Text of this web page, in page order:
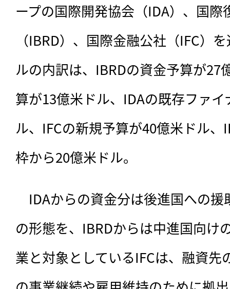
ープの国際開発協会（IDA）、国際
（IBRD）、国際金融公社（IFC）
ルの内訳は、IBRDの資金予算が27
算が13億米ドル、IDAの既存ファ
ル、IFCの新規予算が40億米ドル、
枠から20億米ドル。
IDAからの資金分は後進国への援
の形態を、IBRDからは中進国向け
業と対象としているIFCは、融資先